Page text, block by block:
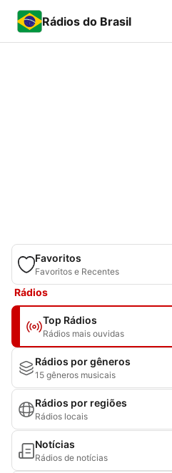
Rádios do Brasil
Favoritos
Favoritos e Recentes
Rádios
Top Rádios
Rádios mais ouvidas
Rádios por gêneros
15 gêneros musicais
Rádios por regiões
Rádios locais
Notícias
Rádios de notícias